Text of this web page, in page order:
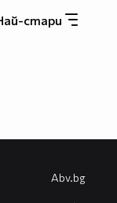
стари
Abv.bg